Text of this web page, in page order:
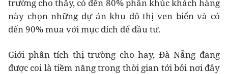
trường cho thấy, có đến 80% phân khúc khách hàng
này chọn những dự án khu đô thị ven biển và có
đến 90% mua với mục đích để đầu tư.
Giới phân tích thị trường cho hay, Đà Nẵng đang
được coi là tiềm năng trong thời gian tới bởi nơi đây